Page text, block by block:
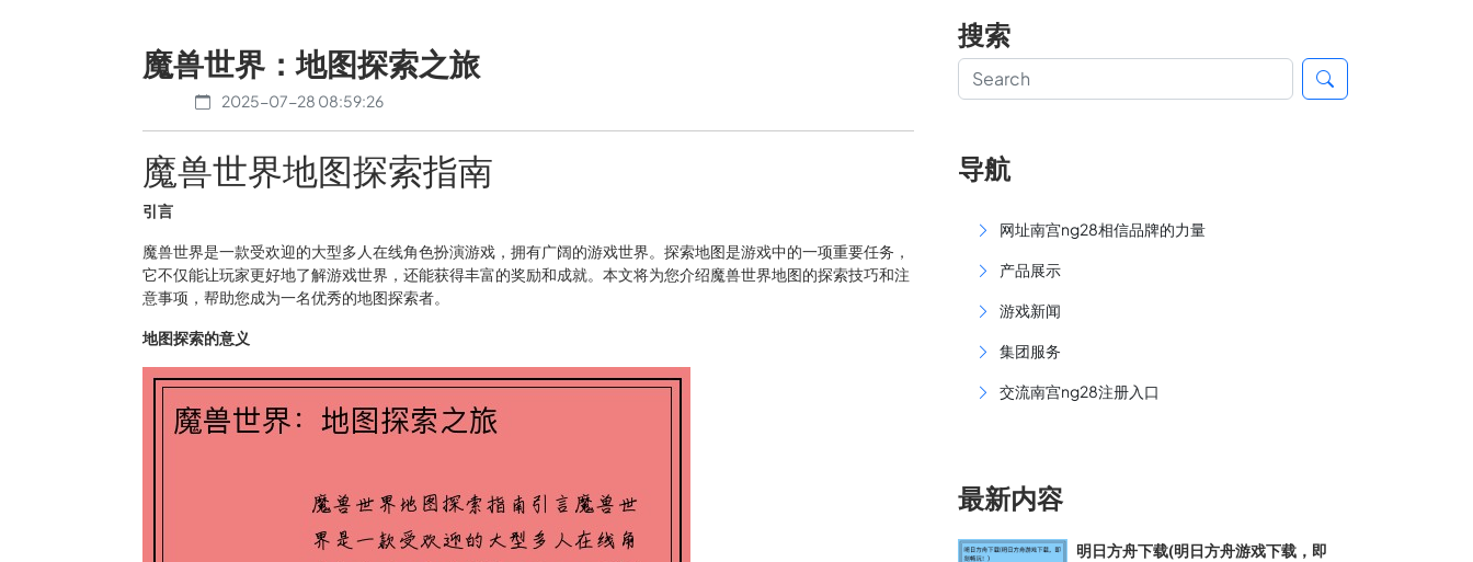
魔兽世界：地图探索之旅
2025-07-28 08:59:26
魔兽世界地图探索指南
引言
魔兽世界是一款受欢迎的大型多人在线角色扮演游戏，拥有广阔的游戏世界。探索地图是游戏中的一项重要任务，
它不仅能让玩家更好地了解游戏世界，还能获得丰富的奖励和成就。本文将为您介绍魔兽世界地图的探索技巧和注
意事项，帮助您成为一名优秀的地图探索者。
地图探索的意义
搜索
导航
网址南宫ng28相信品牌的力量
产品展示
游戏新闻
集团服务
交流南宫ng28注册入口
最新内容
明日方舟下载(明日方舟游戏下载，即